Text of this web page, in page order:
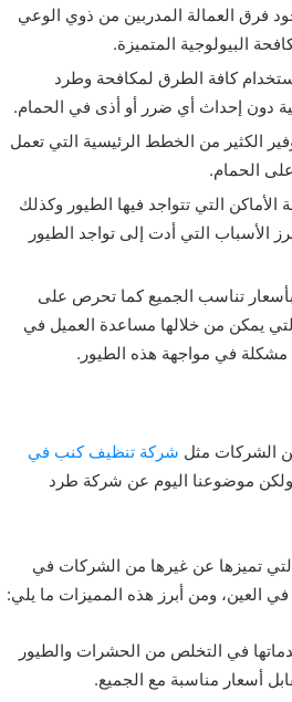
فرق العمالة المدربين من ذوي الوعي
البيولوجية المتميزة.
كافة الطرق لمكافحة وطرد
دون إحداث أي ضرر أو أذى في الحمام.
الكثير من الخطط الرئيسية التي تعمل
الحمام.
التي تتواجد فيها الطيور وكذلك
الأسباب التي أدت إلى تواجد الطيور
تناسب الجميع كما تحرص على
يمكن من خلالها مساعدة العميل في
في مواجهة هذه الطيور.
الشركات مثل شركة تنظيف كنب في
موضوعنا اليوم عن شركة طرد
التي تميزها عن غيرها من الشركات في
العين، ومن أبرز هذه المميزات ما يلي:
في التخلص من الحشرات والطيور
أسعار مناسبة مع الجميع.